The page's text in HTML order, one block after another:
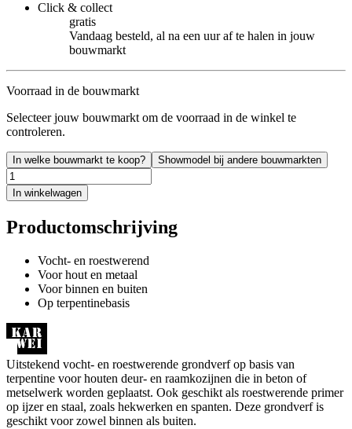
Click & collect
gratis
Vandaag besteld, al na een uur af te halen in jouw
bouwmarkt
Voorraad in de bouwmarkt
Selecteer jouw bouwmarkt om de voorraad in de winkel te
controleren.
In welke bouwmarkt te koop? Showmodel bij andere bouwmarkten
In winkelwagen
Productomschrijving
Vocht- en roestwerend
Voor hout en metaal
Voor binnen en buiten
Op terpentinebasis
Uitstekend vocht- en roestwerende grondverf op basis van
terpentine voor houten deur- en raamkozijnen die in beton of
metselwerk worden geplaatst. Ook geschikt als roestwerende primer
op ijzer en staal, zoals hekwerken en spanten. Deze grondverf is
geschikt voor zowel binnen als buiten.